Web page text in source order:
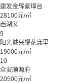
建发金辉紫璋台
28100元/㎡
西湖区
9
阳光城兴耀花漾里
19000元/㎡
10
众安顺源府
20500元/㎡